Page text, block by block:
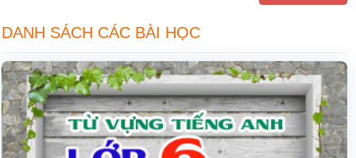
DANH SÁCH CÁC BÀI HỌC